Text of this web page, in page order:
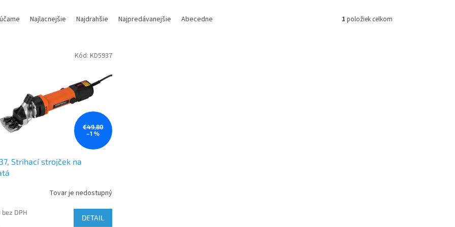
Najlacnejšie Najdrahšie Najpredávanejšie Abecedne 1 položiek celkom
€49,80
–1 %
Strihací strojček na
Tovar je nedostupný
DPH
DETAIL
Kód: KD5937